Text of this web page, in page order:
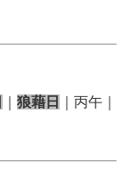
狼藉日
｜丙午｜